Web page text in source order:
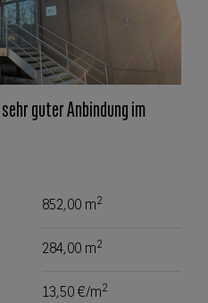
guter Anbindung im
852,00 m2
284,00 m2
13,50 €/m2